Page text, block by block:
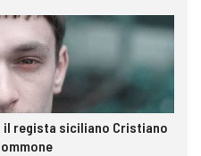
il regista siciliano Cristiano